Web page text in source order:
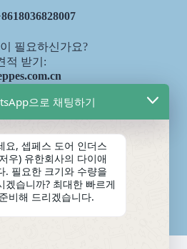
8618036828007
필요하신가요?
적 받기:
마당, 평생 서비스"라는 새
품 평생 책임제를 시행합니
다.
유재산보험회사에서 보험
로 인수합니다.
으로 채팅하기
요, 셉페스 도어 인더스
우) 유한회사의 다이애
. 필요한 크기와 수량을
겠습니까? 최대한 빠르게
비해 드리겠습니다.